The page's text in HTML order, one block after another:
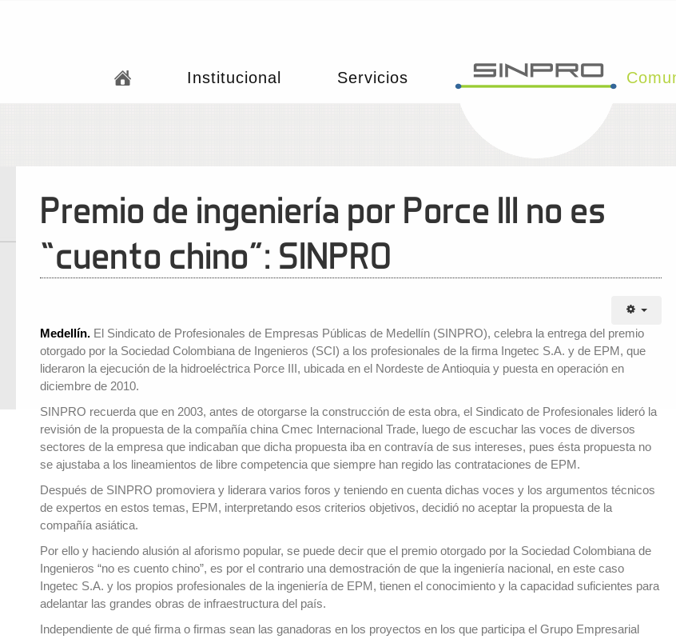
Institucional Servicios
Premio de ingeniería por Porce III no es
“cuento chino”: SINPRO
Medellín. El Sindicato de Profesionales de Empresas Públicas de Medellín (SINPRO), celebra la entrega del premio
otorgado por la Sociedad Colombiana de Ingenieros (SCI) a los profesionales de la firma Ingetec S.A. y de EPM, que
lideraron la ejecución de la hidroeléctrica Porce III, ubicada en el Nordeste de Antioquia y puesta en operación en
diciembre de 2010.
SINPRO recuerda que en 2003, antes de otorgarse la construcción de esta obra, el Sindicato de Profesionales lideró la
revisión de la propuesta de la compañía china Cmec Internacional Trade, luego de escuchar las voces de diversos
sectores de la empresa que indicaban que dicha propuesta iba en contravía de sus intereses, pues ésta propuesta no
se ajustaba a los lineamientos de libre competencia que siempre han regido las contrataciones de EPM.
Después de SINPRO promoviera y liderara varios foros y teniendo en cuenta dichas voces y los argumentos técnicos
de expertos en estos temas, EPM, interpretando esos criterios objetivos, decidió no aceptar la propuesta de la
compañía asiática.
Por ello y haciendo alusión al aforismo popular, se puede decir que el premio otorgado por la Sociedad Colombiana de
Ingenieros “no es cuento chino”, es por el contrario una demostración de que la ingeniería nacional, en este caso
Ingetec S.A. y los propios profesionales de la ingeniería de EPM, tienen el conocimiento y la capacidad suficientes para
adelantar las grandes obras de infraestructura del país.
Independiente de qué firma o firmas sean las ganadoras en los proyectos en los que participa el Grupo Empresarial